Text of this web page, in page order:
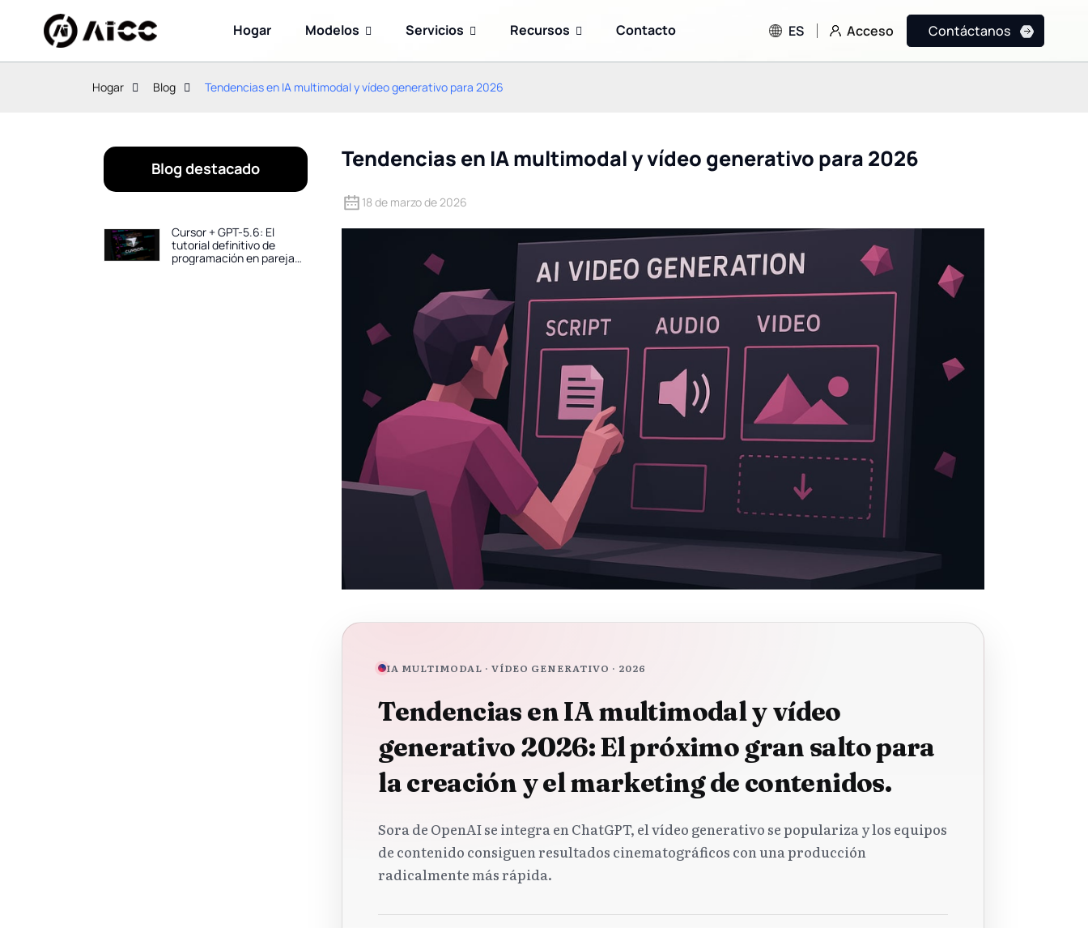
Hogar Modelos Servicios Recursos Contacto ES Acceso Contáctanos
Hogar Blog Tendencias en IA multimodal y vídeo generativo para 2026
Blog destacado
Cursor + GPT-5.6: El
tutorial definitivo de
programación en pareja
Ingeniería avanzada de
para triplicar tu precisión
con GPT-5.6, Claude 5 y
vanguardia.
GPT-5.6: La revolucionaria
familia de modelos de
OpenAI: Sol, Terra y Luna
explicados (Actualización
de 2026)
Grok 4.5: El salto
revolucionario de xAI
(SpaceXAI) en
codificación, IA agencial e
rentable.
Tendencias en IA multimodal y vídeo generativo para 2026
18 de marzo de 2026
IA MULTIMODAL · VÍDEO GENERATIVO · 2026
Tendencias en IA multimodal y vídeo
generativo 2026: El próximo gran salto para
la creación y el marketing de contenidos.
Sora de OpenAI se integra en ChatGPT, el vídeo generativo se populariza y los equipos
de contenido consiguen resultados cinematográficos con una producción
radicalmente más rápida.